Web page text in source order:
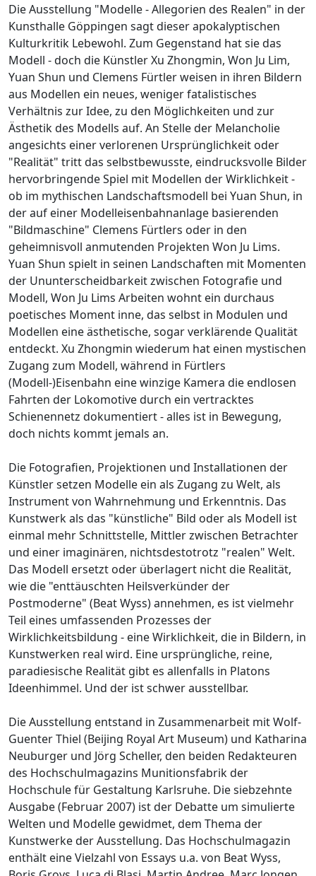
Die Ausstellung "Modelle - Allegorien des Realen" in der
Kunsthalle Göppingen sagt dieser apokalyptischen
Kulturkritik Lebewohl. Zum Gegenstand hat sie das
Modell - doch die Künstler Xu Zhongmin, Won Ju Lim,
Yuan Shun und Clemens Fürtler weisen in ihren Bildern
aus Modellen ein neues, weniger fatalistisches
Verhältnis zur Idee, zu den Möglichkeiten und zur
Ästhetik des Modells auf. An Stelle der Melancholie
angesichts einer verlorenen Ursprünglichkeit oder
"Realität" tritt das selbstbewusste, eindrucksvolle Bilder
hervorbringende Spiel mit Modellen der Wirklichkeit -
ob im mythischen Landschaftsmodell bei Yuan Shun, in
der auf einer Modelleisenbahnanlage basierenden
"Bildmaschine" Clemens Fürtlers oder in den
geheimnisvoll anmutenden Projekten Won Ju Lims.
Yuan Shun spielt in seinen Landschaften mit Momenten
der Ununterscheidbarkeit zwischen Fotografie und
Modell, Won Ju Lims Arbeiten wohnt ein durchaus
poetisches Moment inne, das selbst in Modulen und
Modellen eine ästhetische, sogar verklärende Qualität
entdeckt. Xu Zhongmin wiederum hat einen mystischen
Zugang zum Modell, während in Fürtlers
(Modell-)Eisenbahn eine winzige Kamera die endlosen
Fahrten der Lokomotive durch ein vertracktes
Schienennetz dokumentiert - alles ist in Bewegung,
doch nichts kommt jemals an.
Die Fotografien, Projektionen und Installationen der
Künstler setzen Modelle ein als Zugang zu Welt, als
Instrument von Wahrnehmung und Erkenntnis. Das
Kunstwerk als das "künstliche" Bild oder als Modell ist
einmal mehr Schnittstelle, Mittler zwischen Betrachter
und einer imaginären, nichtsdestotrotz "realen" Welt.
Das Modell ersetzt oder überlagert nicht die Realität,
wie die "enttäuschten Heilsverkünder der
Postmoderne" (Beat Wyss) annehmen, es ist vielmehr
Teil eines umfassenden Prozesses der
Wirklichkeitsbildung - eine Wirklichkeit, die in Bildern, in
Kunstwerken real wird. Eine ursprüngliche, reine,
paradiesische Realität gibt es allenfalls in Platons
Ideenhimmel. Und der ist schwer ausstellbar.
Die Ausstellung entstand in Zusammenarbeit mit Wolf-
Guenter Thiel (Beijing Royal Art Museum) und Katharina
Neuburger und Jörg Scheller, den beiden Redakteuren
des Hochschulmagazins Munitionsfabrik der
Hochschule für Gestaltung Karlsruhe. Die siebzehnte
Ausgabe (Februar 2007) ist der Debatte um simulierte
Welten und Modelle gewidmet, dem Thema der
Kunstwerke der Ausstellung. Das Hochschulmagazin
enthält eine Vielzahl von Essays u.a. von Beat Wyss,